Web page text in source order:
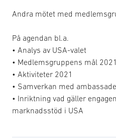
Andra mötet med
På agendan bl.a.
• Analys av USA-valet
• Medlemsgruppens mål 2021
• Aktiviteter 2021
• Samverkan med
• Inriktning vad gäller
marknadsstöd i USA